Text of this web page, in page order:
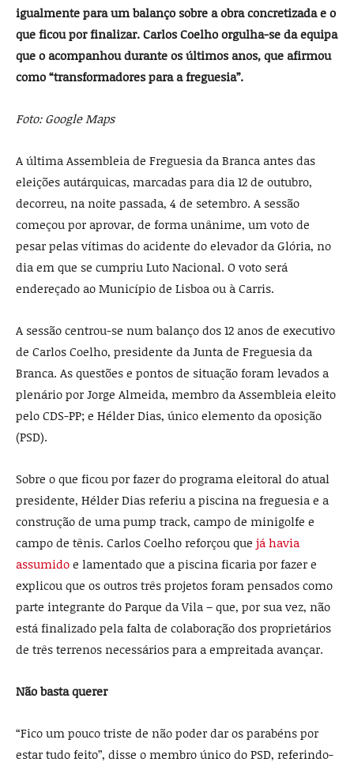
igualmente para um balanço sobre a obra concretizada e o
que ficou por finalizar. Carlos Coelho orgulha-se da equipa
que o acompanhou durante os últimos anos, que afirmou
como “transformadores para a freguesia”.
Foto: Google Maps
A última Assembleia de Freguesia da Branca antes das
eleições autárquicas, marcadas para dia 12 de outubro,
decorreu, na noite passada, 4 de setembro. A sessão
começou por aprovar, de forma unânime, um voto de
pesar pelas vítimas do acidente do elevador da Glória, no
dia em que se cumpriu Luto Nacional. O voto será
endereçado ao Município de Lisboa ou à Carris.
A sessão centrou-se num balanço dos 12 anos de executivo
de Carlos Coelho, presidente da Junta de Freguesia da
Branca. As questões e pontos de situação foram levados a
plenário por Jorge Almeida, membro da Assembleia eleito
pelo CDS-PP; e Hélder Dias, único elemento da oposição
(PSD).
Sobre o que ficou por fazer do programa eleitoral do atual
presidente, Hélder Dias referiu a piscina na freguesia e a
construção de uma pump track, campo de minigolfe e
campo de tênis. Carlos Coelho reforçou que já havia
assumido e lamentado que a piscina ficaria por fazer e
explicou que os outros três projetos foram pensados como
parte integrante do Parque da Vila – que, por sua vez, não
está finalizado pela falta de colaboração dos proprietários
de três terrenos necessários para a empreitada avançar.
Não basta querer
“Fico um pouco triste de não poder dar os parabéns por
estar tudo feito”, disse o membro único do PSD, referindo-